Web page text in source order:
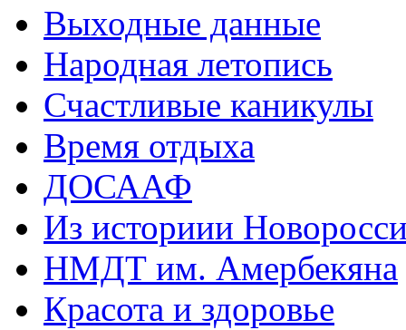
Выходные данные
Народная летопись
Счастливые каникулы
Время отдыха
ДОСААФ
Из историии
НМДТ им. Амербекяна
Красота и здоровье